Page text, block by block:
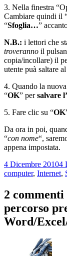
3. Nella finestra
Cambiare quindi il
“Sfoglia…”
N.B.: i lettori che
troveranno il
copia/incollare) il
utente puà saltare al
4. Quando la
“OK” persalvare
5. Fare clic su “OK
Da ora in poi,
“con nome“,
appena impostata.
Scritto
il
4 Dicembre 20104
computer, Internet,
2
percorso
Word/